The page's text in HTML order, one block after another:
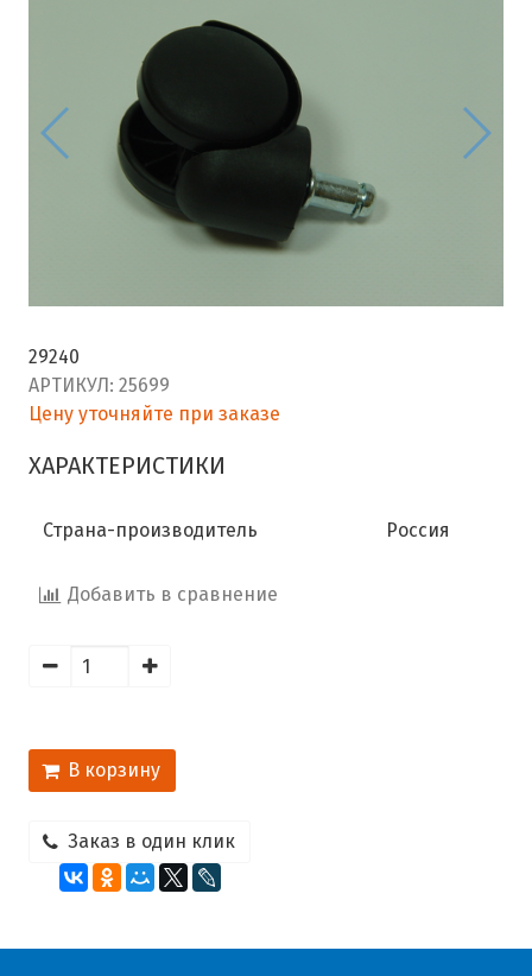
29240
АРТИКУЛ: 25699
Цену уточняйте при заказе
ХАРАКТЕРИСТИКИ
Страна-производитель Россия
Добавить в сравнение
В корзину
Заказ в один клик